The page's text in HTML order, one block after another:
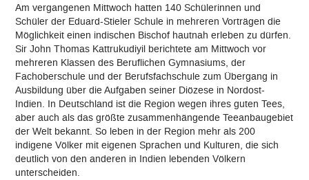
Am vergangenen Mittwoch hatten 140 Schülerinnen und
Schüler der Eduard-Stieler Schule in mehreren Vorträgen die
Möglichkeit einen indischen Bischof hautnah erleben zu dürfen.
Sir John Thomas Kattrukudiyil berichtete am Mittwoch vor
mehreren Klassen des Beruflichen Gymnasiums, der
Fachoberschule und der Berufsfachschule zum Übergang in
Ausbildung über die Aufgaben seiner Diözese in Nordost-
Indien. In Deutschland ist die Region wegen ihres guten Tees,
aber auch als das größte zusammenhängende Teeanbaugebiet
der Welt bekannt. So leben in der Region mehr als 200
indigene Völker mit eigenen Sprachen und Kulturen, die sich
deutlich von den anderen in Indien lebenden Völkern
unterscheiden.